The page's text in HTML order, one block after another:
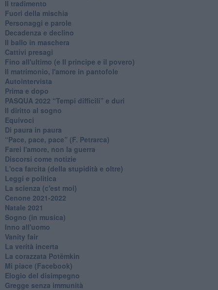
Il tradimento
Fuori della mischia
Personaggi e parole
Decadenza e declino
Il ballo in maschera
Cattivi presagi
Fino all'ultimo (e Il principe e il povero)
Il matrimonio, l'amore in pantofole
Autointervista
Prima e dopo
​PASQUA 2022 “Tempi difficili” e duri
Il diritto al sogno
Equivoci
Di paura in paura
​“Pace, pace, pace” (F. Petrarca)
Farei l'amore, non la guerra
Discorsi come notizie
L'oca farcita (della stupidità e oltre)
Leggi e politica
La scienza (c'est moi)
Cenone 2021-2022
Natale 2021
Sogno (in musica)
Inno all'uomo
Vanity fair
La verità incerta
La corazzata Potëmkin
Mi piace (Facebook)
Elogio del disimpegno
Gregge senza immunità